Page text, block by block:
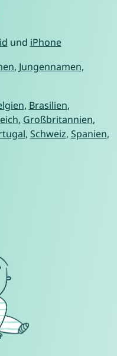
und iPhone
, Jungennamen,
, Brasilien,
, Großbritannien,
, Schweiz, Spanien,